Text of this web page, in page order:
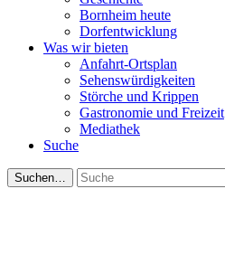
Bornheim heute
Dorfentwicklung
Was wir bieten
Anfahrt-Ortsplan
Sehenswürdigkeiten
Störche und Krippen
Gastronomie und Freizeit
Mediathek
Suche
Suchen…